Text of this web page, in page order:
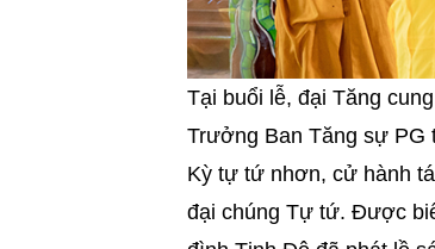
Tại buổi lễ, đại Tăng
Trưởng Ban Tăng sự PG
Kỳ tự tứ nhơn, cử hành
đại chúng Tự tứ. Được